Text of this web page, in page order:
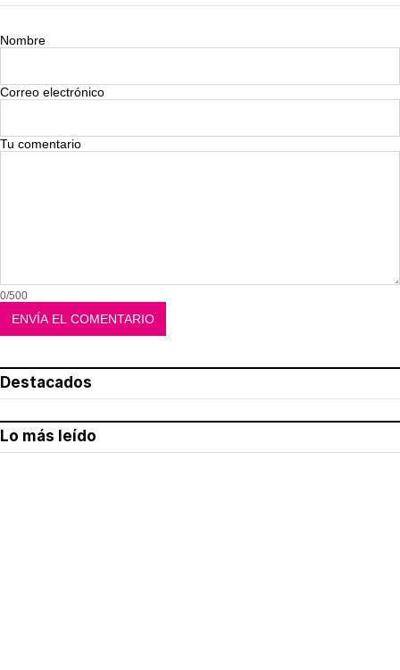
Nombre
Correo electrónico
Tu comentario
0/500
Destacados
Lo más leído